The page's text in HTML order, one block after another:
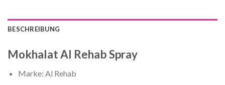
BESCHREIBUNG
Mokhalat Al Rehab Spray
Marke: Al Rehab